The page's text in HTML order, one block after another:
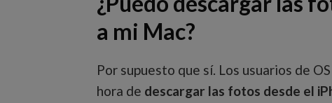
a mi Mac?
Por supuesto que sí. Los usuarios de
hora de descargar las fotos desde el